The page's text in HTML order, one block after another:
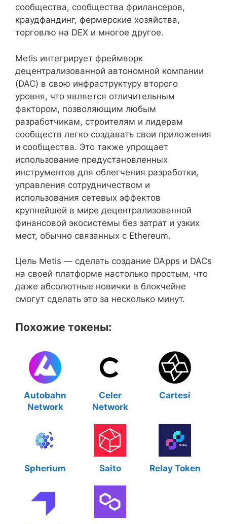
сообщества, сообщества фрилансеров,
краудфандинг, фермерские хозяйства,
торговлю на DEX и многое другое.
Metis интегрирует фреймворк
децентрализованной автономной компании
(DAC) в свою инфраструктуру второго
уровня, что является отличительным
фактором, позволяющим любым
разработчикам, строителям и лидерам
сообществ легко создавать свои приложения
и сообщества. Это также упрощает
использование предустановленных
инструментов для облегчения разработки,
управления сотрудничеством и
использования сетевых эффектов
крупнейшей в мире децентрализованной
финансовой экосистемы без затрат и узких
мест, обычно связанных с Ethereum.
Цель Metis — сделать создание DApps и DACs
на своей платформе настолько простым, что
даже абсолютные новички в блокчейне
смогут сделать это за несколько минут.
Похожие токены:
Autobahn
Network
Celer
Network
Cartesi
Spherium Saito Relay Token